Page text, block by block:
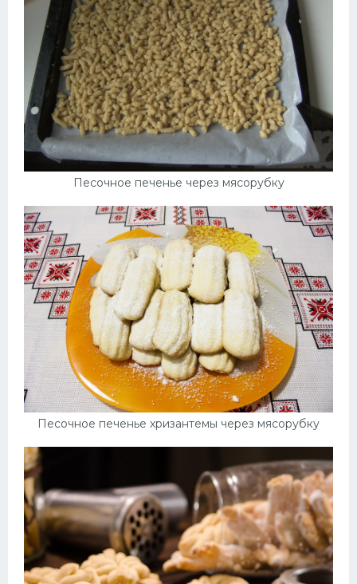
Песочное печенье через мясорубку
Песочное печенье хризантемы через мясорубку